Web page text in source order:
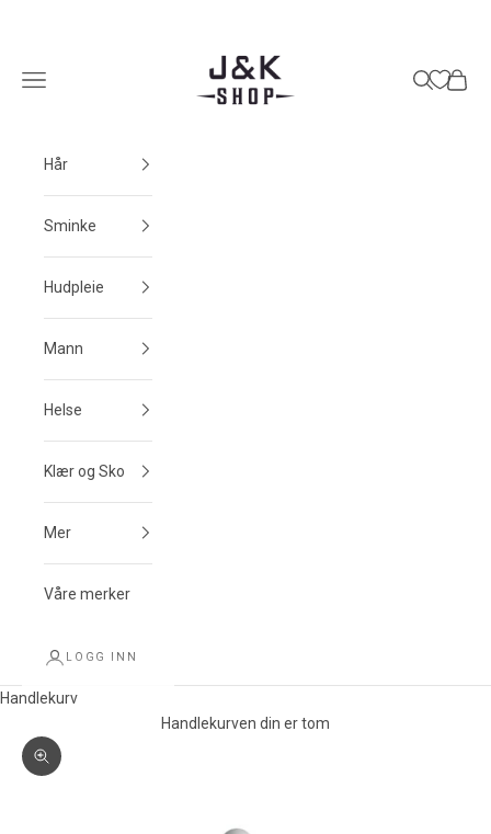
J&K Shop
Meny
Søk
Hår
Sminke
Hudpleie
Mann
Helse
Klær og Sko
Mer
Våre merker
LOGG INN
Handlekurv
Handlekurven din er tom
Forstørr